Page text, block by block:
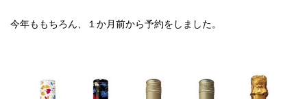
今年ももちろん、１か月前から予約をしました。